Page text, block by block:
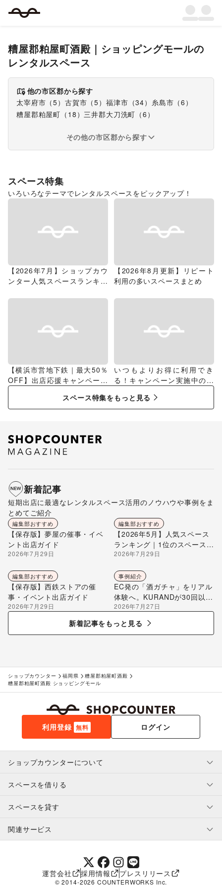
糟屋郡粕屋町酒殿｜ ショッピングモールの
レンタルスペース
他の市区郡から探す
太宰府市 （5） 古賀市 （5） 福津市 （34） 糸島市 （6 ）
糟屋郡粕屋町 （ 18 ）三井郡大刀洗町 （6 ）
その他の市区郡から探す
スペース特集
いろいろなテーマでレンタルスペースをピックアップ！
【2026年7月】ショップカウ
ンター人気スペースランキン
【2026年8月更新】リピート
利用の多いスペースまとめ
【横浜市営地下鉄｜最大50％
OFF】出店応援キャンペーン
特集
いつもよりお得に利用でき
る！キャンペーン実施中のス
スペース特集をもっと見る
新着記事
短期出店に最適なレンタルスペース活用のノウハウや事例をま
とめてご紹介
編集部おすすめ
【保存版】夢屋の催事・イベ
ント出店ガイド
2026年7月29日
編集部おすすめ
【2026年5月】人気スペース
ランキング｜1位のスペースを
編集部が解説
2026年7月29日
編集部おすすめ
【保存版】西鉄ストアの催
事・イベント出店ガイド
2026年7月29日
事例紹介
EC発の「酒ガチャ」をリアル
体験へ。KURANDが30回以上
のポップアップ出店で届け
る“新しいお酒との出会い”
2026年7月27日
新着記事をもっと見る
ショップカウンター 福岡県
糟屋郡粕屋町酒殿
糟屋郡粕屋町酒殿 ショッピングモール
利用登録 無料 ログイン
ショップカウンターについて
利用規約・ガイドライン
特定商取引法に基づく表示
補償プログラム
スペースを借りる
スペースを借りたい人へ
ユーザー利用規約
提携パートナー
スペースを貸す
スペースを貸したい方へ
オーナー利用規約
関連サービス
SHOPCOUNTER MAGAZINE
ショップカウンターエンタープライズ
ショップカウンター常設
運営会社 採用情報 プレスリリース
© 2014-2026 COUNTERWORKS Inc.